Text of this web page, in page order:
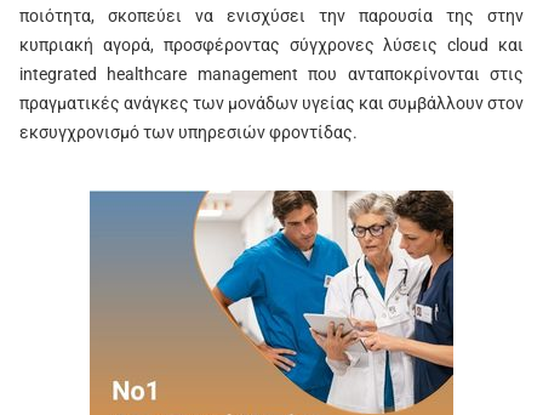
ποιότητα, σκοπεύει να ενισχύσει την παρουσία της στην
κυπριακή αγορά, προσφέροντας σύγχρονες λύσεις cloud και
integrated healthcare management που ανταποκρίνονται στις
πραγματικές ανάγκες των μονάδων υγείας και συμβάλλουν στον
εκσυγχρονισμό των υπηρεσιών φροντίδας.